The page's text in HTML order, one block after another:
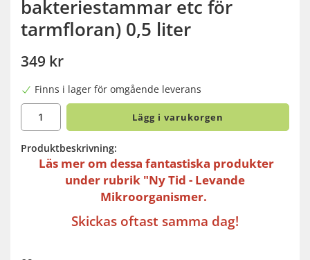
bakteriestammar etc för
tarmfloran) 0,5 liter
349 kr
Finns i lager för omgående leverans
Lägg i varukorgen
Produktbeskrivning:
Läs mer om dessa fantastiska produkter
under rubrik "Ny Tid - Levande
Mikroorganismer.
Skickas oftast samma dag!